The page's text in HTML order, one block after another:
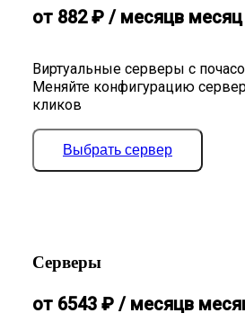
Виртуальные серверы с
Меняйте конфигурацию
кликов
от 882₽ / месяцв месяц
Выбрать сервер
Серверы
от 6543 ₽ / месяцв